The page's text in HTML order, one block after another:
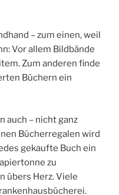
– zum einen, weil
Vor allem Bildbände
Zum anderen finde
Büchern ein
auch – nicht ganz
Bücherregalen wird
gekaufte Buch ein
zu
übers Herz. Viele